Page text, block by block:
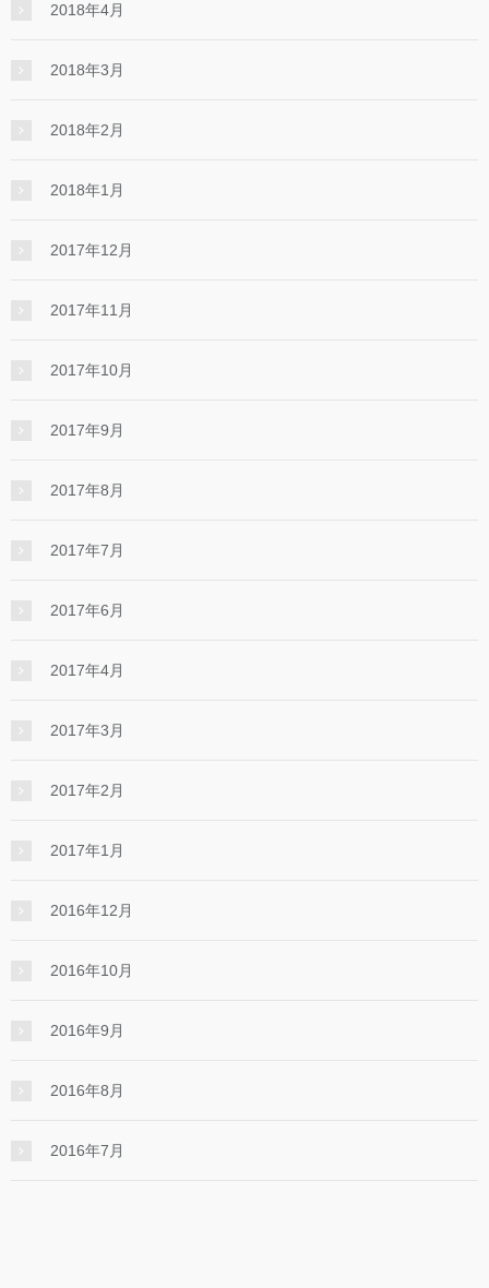
2018年4月
2018年3月
2018年2月
2018年1月
2017年12月
2017年11月
2017年10月
2017年9月
2017年8月
2017年7月
2017年6月
2017年4月
2017年3月
2017年2月
2017年1月
2016年12月
2016年10月
2016年9月
2016年8月
2016年7月